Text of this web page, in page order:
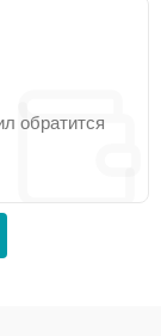
обратится